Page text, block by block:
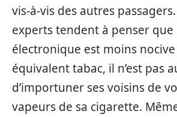
vis-à-vis des autres
experts tendent à penser
électronique est moins
équivalent tabac, il n’est pas
d’importuner ses voisins de
vapeurs de sa cigarette.